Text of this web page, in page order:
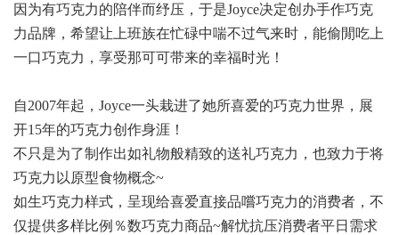
因为有巧克力的陪伴而纾压，于是Joyce决定创办手作巧克
力品牌，希望让上班族在忙碌中喘不过气来时，能偷閒吃上
一口巧克力，享受那可可带来的幸福时光！
自2007年起，Joyce一头栽进了她所喜爱的巧克力世界，展
开15年的巧克力创作身涯！
不只是为了制作出如礼物般精致的送礼巧克力，也致力于将
巧克力以原型食物概念~
如生巧克力样式，呈现给喜爱直接品嚐巧克力的消费者，不
仅提供多样比例％数巧克力商品~解忧抗压消费者平日需求